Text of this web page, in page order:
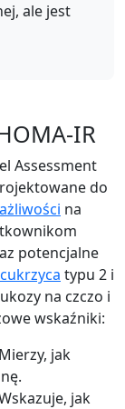
ale jest
IR
Assessment
do
na
potencjalne
cukrzyca typu 2 i
na czczo i
wskaźniki:
Mierzy, jak
jak